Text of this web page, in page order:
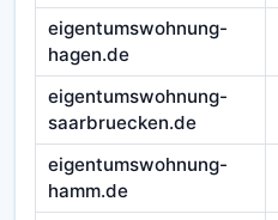
eigentumswohnung-
hagen.de
eigentumswohnung-
saarbruecken.de
eigentumswohnung-
hamm.de